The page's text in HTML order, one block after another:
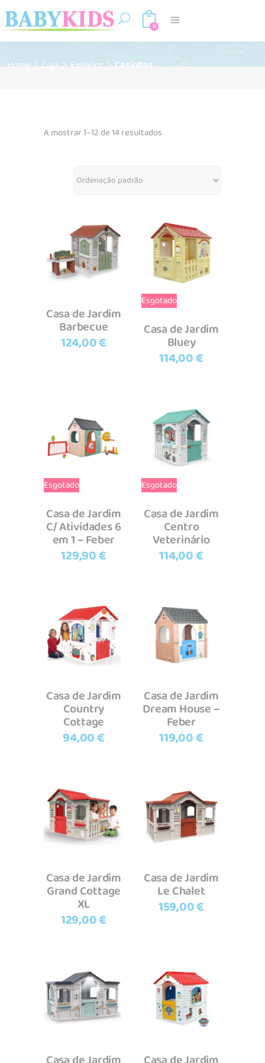
0
Home>Loja>Exterior>Casinhas
A mostrar 1–12 de 14 resultados
Adicionar
Casa de Jardim
Barbecue
124,00€
Esgotado
Ler mais
Casa de Jardim
Bluey
114,00€
Esgotado
Ler mais
Casa de Jardim
C/ Atividades 6
em 1 – Feber
129,90€
Esgotado
Ler mais
Casa de Jardim
Centro
Veterinário
114,00€
Adicionar
Casa de Jardim
Country
Cottage
94,00€
Adicionar
Casa de Jardim
Dream House –
Feber
119,00€
Adicionar
Casa de Jardim
Grand Cottage
XL
129,00€
Adicionar
Casa de Jardim
Le Chalet
159,00€
Adicionar Adicionar